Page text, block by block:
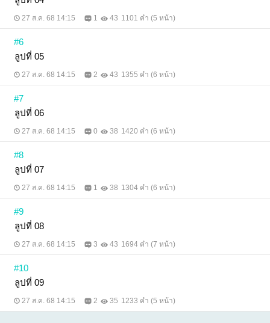
27 ส.ค. 68 14:15 1 43 1101 คำ (5 หน้า)
#6
ลูปที่ 05
27 ส.ค. 68 14:15 2 43 1355 คำ (6 หน้า)
#7
ลูปที่ 06
27 ส.ค. 68 14:15 0 38 1420 คำ (6 หน้า)
#8
ลูปที่ 07
27 ส.ค. 68 14:15 1 38 1304 คำ (6 หน้า)
#9
ลูปที่ 08
27 ส.ค. 68 14:15 3 43 1694 คำ (7 หน้า)
#10
ลูปที่ 09
27 ส.ค. 68 14:15 2 35 1233 คำ (5 หน้า)